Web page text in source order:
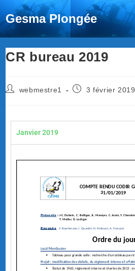
Gesma Plongée
CR bureau 2019
webmestre1 3 février 2019
Janvier 2019